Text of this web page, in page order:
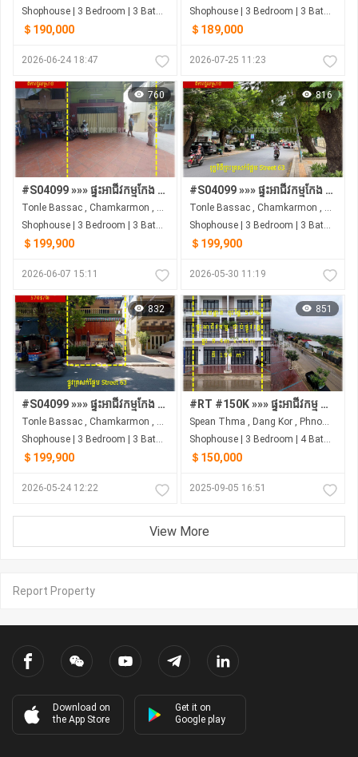
Shophouse | 3 Bedroom | 3 Bathroom | 0m²
＄190,000
2026-06-24 18:47
Shophouse | 3 Bedroom | 3 Bathroom | 0m²
＄189,000
2026-07-25 11:23
760
#S04099 »»» ផ្ទះអាជីវកម្មកែង ផ្លូវត្រសក់ផ្អែម St 63 ក្រោយព្រឹទ្ធសភា នៅទន្លេបាសាក់ លក់បន្ទាន់ ជុំវិញស្ថាប័នរដ្ឋ និង ស្ថានទូត ...
Tonle Bassac , Chamkarmon , Phnom Penh
Shophouse | 3 Bedroom | 3 Bathroom | 0m²
＄199,900
2026-06-07 15:11
816
#S04099 »»» ផ្ទះអាជីវកម្មកែង ផ្លូវត្រសក់ផ្អែម St 63 ក្រោយព្រឹទ្ធសភា នៅទន្លេបាសាក់ លក់បន្ទាន់ ជុំវិញស្ថាប័នរដ្ឋ និង ស្ថានទូត ...
Tonle Bassac , Chamkarmon , Phnom Penh
Shophouse | 3 Bedroom | 3 Bathroom | 0m²
＄199,900
2026-05-30 11:19
832
#S04099 »»» ផ្ទះអាជីវកម្មកែង ផ្លូវត្រសក់ផ្អែម St 63 ក្រោយព្រឹទ្ធសភា នៅទន្លេបាសាក់ លក់បន្ទាន់ ជុំវិញស្ថាប័នរដ្ឋ និង ស្ថានទូត ...
Tonle Bassac , Chamkarmon , Phnom Penh
Shophouse | 3 Bedroom | 3 Bathroom | 0m²
＄199,900
2026-05-24 12:22
851
#RT #150K »»» ផ្ទះអាជីវកម្ម ២ល្វែង ទំលាយចូលគ្នា លក់បន្ទាន់ ក្រោមតម្លៃទីផ្សារ ៥០% ជាប់ផ្លូវរដ្ឋ ២០ម ទល់មុខស្ទឹងព្រែកត្នោត
Spean Thma , Dang Kor , Phnom Penh
Shophouse | 3 Bedroom | 4 Bathroom | 0m²
＄150,000
2025-09-05 16:51
View More
Report Property
Download on
the App Store
Get it on
Google play